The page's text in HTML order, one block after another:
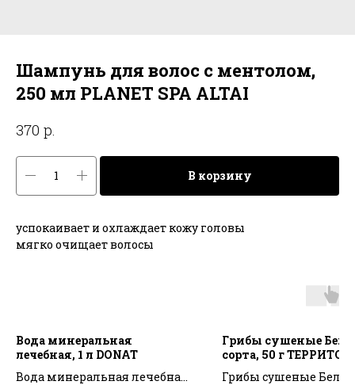
Шампунь для волос с ментолом,
250 мл PLANET SPA ALTAI
370 р.
В корзину
успокаивает и охлаждает кожу головы
мягко очищает волосы
Вода минеральная
лечебная, 1 л DONAT
Вода минеральная лечебная,
Грибы сушеные
сорта, 50 г
ТАЙГИ
Грибы сушеные